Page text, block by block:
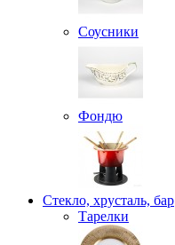
Соусники
Фондю
Стекло, хрусталь, бар
Тарелки